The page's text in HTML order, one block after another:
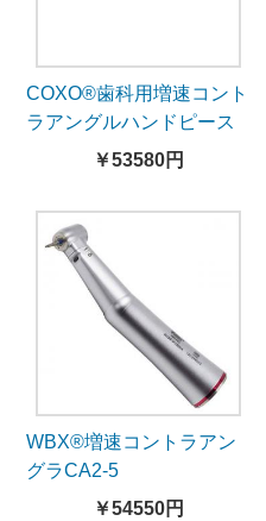
COXO®歯科用増速コント
ラアングルハンドピース
CX235C7-5（5倍速、ラ
￥53580円
WBX®増速コントラアン
グラCA2-5
￥54550円